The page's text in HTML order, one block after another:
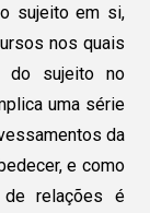
sujeito em si,
nos quais
do sujeito no
uma série
da
e como
de relações é